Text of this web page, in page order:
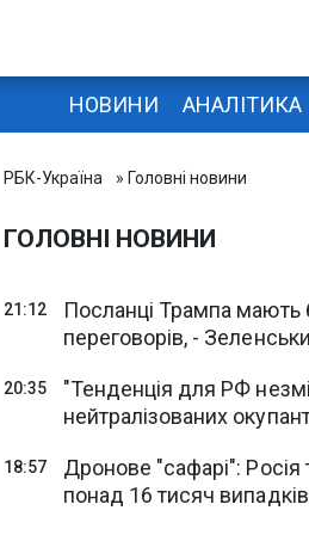
НОВИНИ АНАЛІТИКА
РБК-Україна » Головні новини
ГОЛОВНІ НОВИНИ
21:12
Посланці Трампа мають
переговорів, -
20:35
"Тенденція для РФ
нейтралізованих
18:57
Дронове "сафарі": Росія
понад 16 тисяч випадків